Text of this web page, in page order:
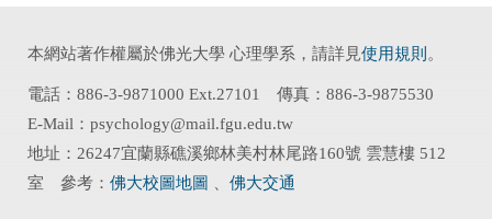
本網站著作權屬於佛光大學 心理學系，請詳見使用規則 。
電話：886-3-9871000 Ext.27101 傳真：886-3-9875530
E-Mail：psychology@mail.fgu.edu.tw
地址：26247宜蘭縣礁溪鄉林美村林尾路160號 雲慧樓 512
室 參考： 佛大校圖地圖 佛大交通